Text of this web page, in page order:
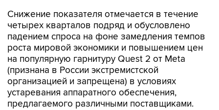
Снижение показателя отмечается в течение
четырех кварталов подряд и обусловлено
падением спроса на фоне замедления темпов
роста мировой экономики и повышением цен
на популярную гарнитуру Quest 2 от Meta
(признана в России экстремистской
организацией и запрещена) в условиях
устаревания аппаратного обеспечения,
предлагаемого различными поставщиками.